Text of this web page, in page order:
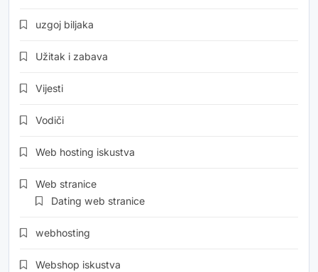
uzgoj biljaka
Užitak i zabava
Vijesti
Vodiči
Web hosting iskustva
Web stranice
Dating web stranice
webhosting
Webshop iskustva